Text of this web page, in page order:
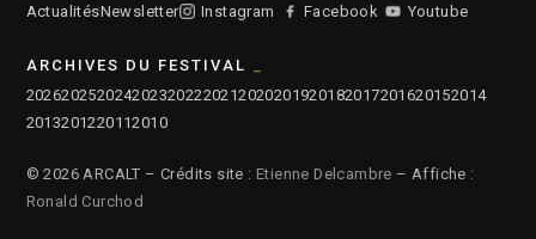
ActualitésNewsletter Instagram Facebook Youtube
ARCHIVES DU FESTIVAL
2026202520242023202220212020201920182017201620152014
2013201220112010
© 2026 ARCALT – Crédits site : Etienne Delcambre – Affiche :
Ronald Curchod